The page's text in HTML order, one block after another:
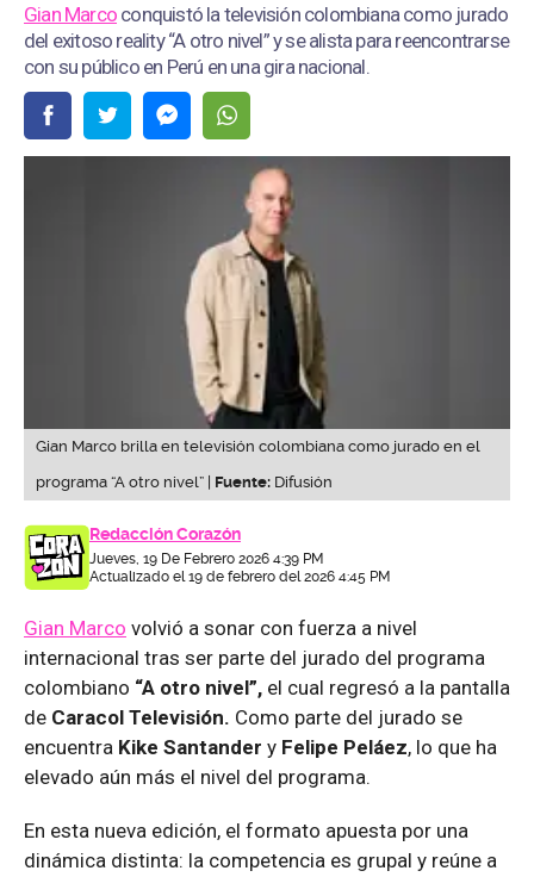
Gian Marco conquistó la televisión colombiana como jurado
del exitoso reality “A otro nivel” y se alista para reencontrarse
con su público en Perú en una gira nacional.
Gian Marco brilla en televisión colombiana como jurado en el
programa “A otro nivel” | Fuente: Difusión
Redacción Corazón
Jueves, 19 De Febrero 2026 4:39 PM
Actualizado el 19 de febrero del 2026 4:45 PM
Gian Marco volvió a sonar con fuerza a nivel
internacional tras ser parte del jurado del programa
colombiano “A otro nivel”, el cual regresó a la pantalla
de Caracol Televisión. Como parte del jurado se
encuentra Kike Santander y Felipe Peláez, lo que ha
elevado aún más el nivel del programa.
En esta nueva edición, el formato apuesta por una
dinámica distinta: la competencia es grupal y reúne a